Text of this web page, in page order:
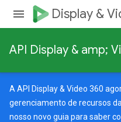
Display &
API Display & amp;
A API Display & Video 360
gerenciamento de recursos
nosso novo guia para saber